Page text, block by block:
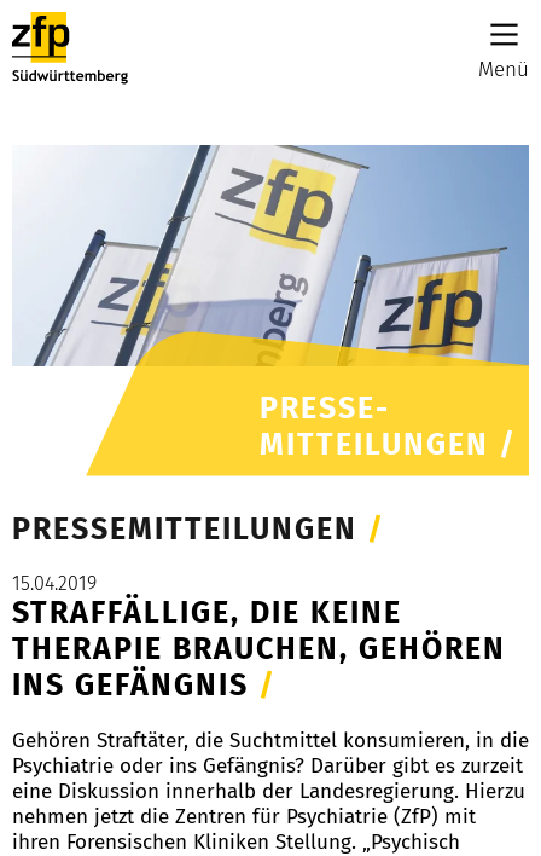
Menü
PRESSE-
MITTEILUNGEN /
PRESSEMITTEILUNGEN /
15.04.2019
STRAFFÄLLIGE, DIE KEINE
THERAPIE BRAUCHEN, GEHÖREN
INS GEFÄNGNIS /
Gehören Straftäter, die Suchtmittel konsumieren, in die
Psychiatrie oder ins Gefängnis? Darüber gibt es zurzeit
eine Diskussion innerhalb der Landesregierung. Hierzu
nehmen jetzt die Zentren für Psychiatrie (ZfP) mit
ihren Forensischen Kliniken Stellung. „Psychisch